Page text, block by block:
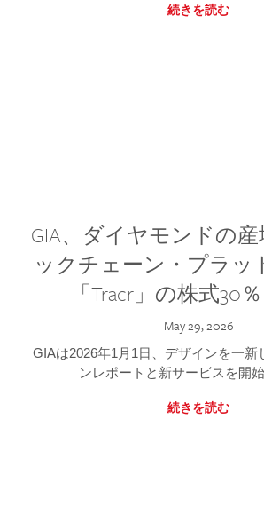
続きを読む
GIA、ダイヤモンドの
ックチェーン・プラッ
「Tracr」の株式30
May 29, 2026
GIAは2026年1月1日、デザインを一新
ンレポートと新サービスを開始
続きを読む